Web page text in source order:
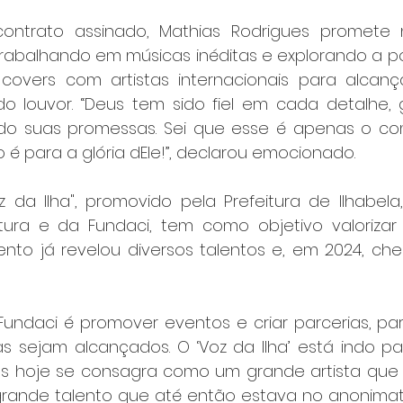
assinado, Mathias Rodrigues promete
em músicas inéditas e explorando a
com artistas internacionais para
louvor. “Deus tem sido fiel em cada detalhe,
suas promessas. Sei que esse é apenas o
para a glória dEle!”, declarou emocionado.
da Ilha", promovido pela Prefeitura de
e da Fundaci, tem como objetivo
já revelou diversos talentos e, em 2024,
é promover eventos e criar parcerias,
sejam alcançados. O ‘Voz da Ilha’ está indo
hoje se consagra como um grande artista que
talento que até então estava no